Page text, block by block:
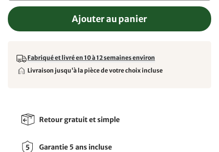
Ajouter au panier
Fabriqué et livré en 10 à 12 semaines environ
Livraison jusqu'à la pièce de votre choix incluse
Retour gratuit et simple
Garantie 5 ans incluse